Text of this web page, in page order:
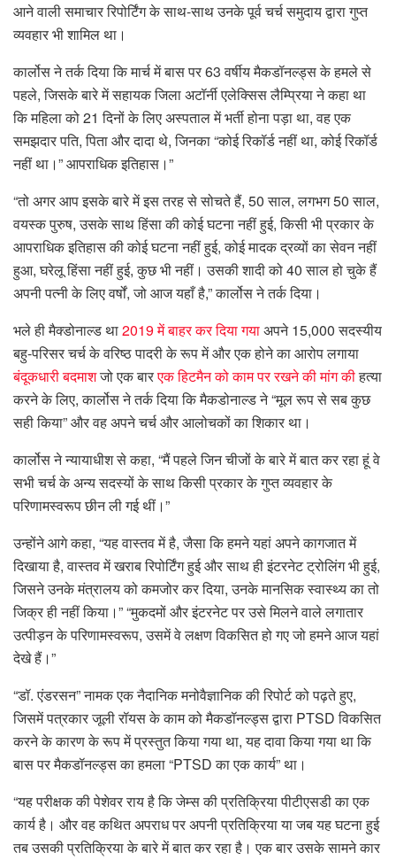
आने वाली समाचार रिपोर्टिंग के साथ-साथ उनके पूर्व चर्च समुदाय द्वारा गुप्त
व्यवहार भी शामिल था।
कार्लोस ने तर्क दिया कि मार्च में बास पर 63 वर्षीय मैकडॉनल्ड्स के हमले से
पहले, जिसके बारे में सहायक जिला अटॉर्नी एलेक्सिस लैम्प्रिया ने कहा था
कि महिला को 21 दिनों के लिए अस्पताल में भर्ती होना पड़ा था, वह एक
समझदार पति, पिता और दादा थे, जिनका “कोई रिकॉर्ड नहीं था, कोई रिकॉर्ड
नहीं था।” आपराधिक इतिहास।”
“तो अगर आप इसके बारे में इस तरह से सोचते हैं, 50 साल, लगभग 50 साल,
वयस्क पुरुष, उसके साथ हिंसा की कोई घटना नहीं हुई, किसी भी प्रकार के
आपराधिक इतिहास की कोई घटना नहीं हुई, कोई मादक द्रव्यों का सेवन नहीं
हुआ, घरेलू हिंसा नहीं हुई, कुछ भी नहीं। उसकी शादी को 40 साल हो चुके हैं
अपनी पत्नी के लिए वर्षों, जो आज यहाँ है,” कार्लोस ने तर्क दिया।
भले ही मैक्डोनाल्ड था2019 में बाहर कर दिया गयाअपने 15,000 सदस्यीय
बहु-परिसर चर्च के वरिष्ठ पादरी के रूप में और एक होने का आरोप लगाया
बंदूकधारी बदमाशजो एक बारएक हिटमैन को काम पर रखने की मांग कीहत्या
करने के लिए, कार्लोस ने तर्क दिया कि मैकडोनाल्ड ने “मूल रूप से सब कुछ
सही किया” और वह अपने चर्च और आलोचकों का शिकार था।
कार्लोस ने न्यायाधीश से कहा, “मैं पहले जिन चीजों के बारे में बात कर रहा हूं वे
सभी चर्च के अन्य सदस्यों के साथ किसी प्रकार के गुप्त व्यवहार के
परिणामस्वरूप छीन ली गई थीं।”
उन्होंने आगे कहा, “यह वास्तव में है, जैसा कि हमने यहां अपने कागजात में
दिखाया है, वास्तव में खराब रिपोर्टिंग हुई और साथ ही इंटरनेट ट्रोलिंग भी हुई,
जिसने उनके मंत्रालय को कमजोर कर दिया, उनके मानसिक स्वास्थ्य का तो
जिक्र ही नहीं किया।” “मुकदमों और इंटरनेट पर उसे मिलने वाले लगातार
उत्पीड़न के परिणामस्वरूप, उसमें वे लक्षण विकसित हो गए जो हमने आज यहां
देखे हैं।”
“डॉ. एंडरसन” नामक एक नैदानिक ​​​​मनोवैज्ञानिक की रिपोर्ट को पढ़ते हुए,
जिसमें पत्रकार जूली रॉयस के काम को मैकडॉनल्ड्स द्वारा PTSD विकसित
करने के कारण के रूप में प्रस्तुत किया गया था, यह दावा किया गया था कि
बास पर मैकडॉनल्ड्स का हमला “PTSD का एक कार्य” था।
“यह परीक्षक की पेशेवर राय है कि जेम्स की प्रतिक्रिया पीटीएसडी का एक
कार्य है। और वह कथित अपराध पर अपनी प्रतिक्रिया या जब यह घटना हुई
तब उसकी प्रतिक्रिया के बारे में बात कर रहा है। एक बार उसके सामने कार